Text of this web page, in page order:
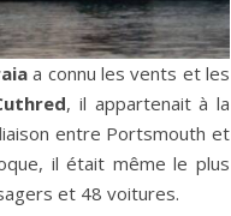
a connu les vents et les
, il appartenait à la
entre Portsmouth et
il était même le plus
et 48 voitures.